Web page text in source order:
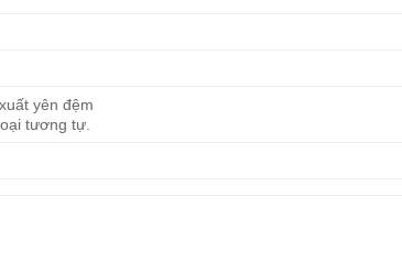
yên đệm
tương tự.